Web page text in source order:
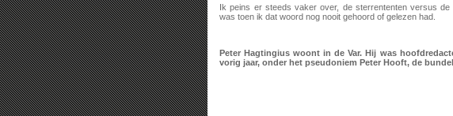
Ik peins er steeds vaker over, de sterrententen versus de
was toen ik dat woord nog nooit gehoord of gelezen had.
Peter Hagtingius woont in de Var. Hij was
vorig jaar, onder het pseudoniem Peter Hooft, de bundel